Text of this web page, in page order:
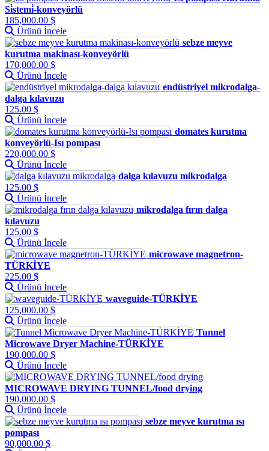
Si̇stemi̇-konveyörlü
185,000.00 $
Ürünü İncele
sebze meyve
kurutma makinası-konveyörlü
170,000.00 $
Ürünü İncele
endüstriyel mikrodalga-
dalga kılavuzu
125.00 $
Ürünü İncele
domates kurutma
konveyörlü-Isı pompası
220,000.00 $
Ürünü İncele
dalga kılavuzu mikrodalga
125.00 $
Ürünü İncele
mikrodalga fırın dalga
kılavuzu
125.00 $
Ürünü İncele
microwave magnetron-
TÜRKİYE
225.00 $
Ürünü İncele
waveguide-TÜRKİYE
125,000.00 $
Ürünü İncele
Tunnel
Microwave Dryer Machine-TÜRKİYE
190,000.00 $
Ürünü İncele
MICROWAVE DRYING TUNNEL/food drying
190,000.00 $
Ürünü İncele
sebze meyve kurutma ısı
pompası
90,000.00 $